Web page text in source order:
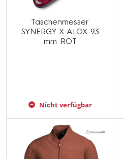
Taschenmesser
SYNERGY X ALOX 93
mm ROT
Nicht verfügbar